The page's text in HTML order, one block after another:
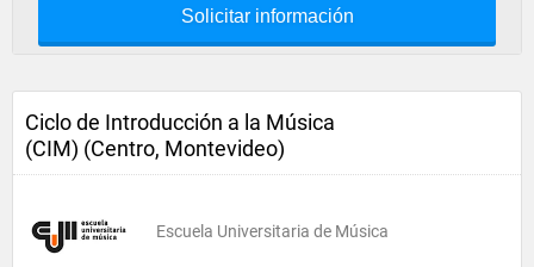
Solicitar información
Ciclo de Introducción a la Música
(CIM) (Centro, Montevideo)
Escuela Universitaria de Música